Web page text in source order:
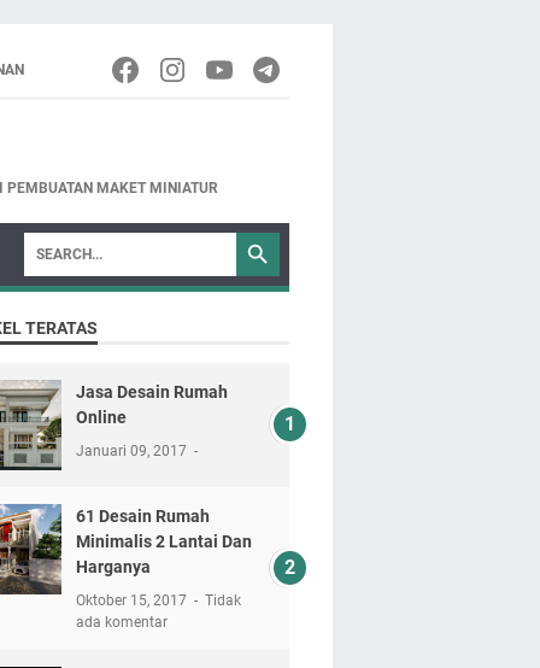
PEMBUATAN MAKET MINIATUR
TERATAS
Jasa Desain Rumah
Online
Januari 09, 2017
61 Desain Rumah
Minimalis 2 Lantai Dan
Harganya
Oktober 15, 2017
Tidak
ada komentar